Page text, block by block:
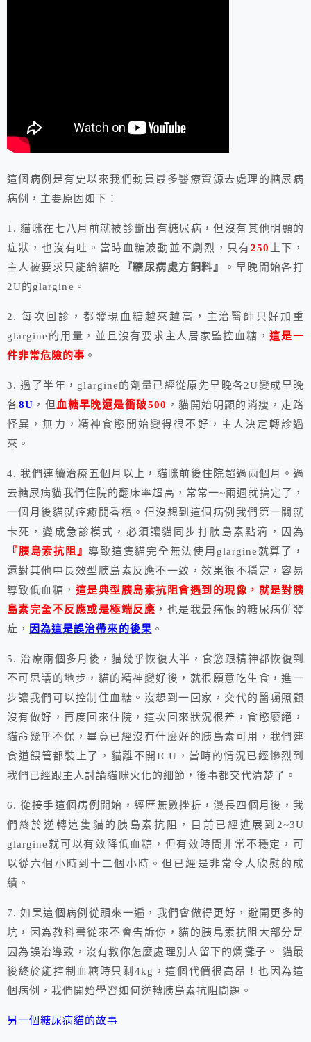
這個病例是有史以來我們動員最多醫療資源去處理的糖尿病
病例，主要原因如下：
1. 貓咪在七八月前就被診斷出有糖尿病，但沒有其他明顯的
症狀，也沒有吐。當時血糖波動並不劇烈，只有250
上下，
主人被要求只能給貓吃
『糖尿病處方飼料』
。早晚開始各打
2U的glargine。
2. 每次回診，都發現血糖越來越高，主治醫師只好加重
glargine的用量，並且沒有要求主人居家監控血糖，這是一
件非常危險的事 。
3. 過了半年，glargine的劑量已經從原先早晚各2U變成早晚
各8U ，但血糖早晚還是衝破500 ，貓開始明顯的消瘦，走路
怪異，無力，精神食慾開始變得很不好，主人決定轉診過
來。
4. 我們連續治療五個月以上，貓咪前後住院超過兩個月。過
去糖尿病貓我們住院的翻床率超高，常常一~兩週就搞定了，
一個月後貓就痊癒開香檳。但沒想到這個病例我們第一關就
卡死，變成急診模式，必須讓貓同步打胰島素點滴，因為
『胰島素抗阻』導致這隻貓完全無法使用glargine就算了，
還對其他中長效型胰島素反應不一致，效果很不穩定，容易
導致低血糖， 這是典型胰島素抗阻會遇到的現像，就是對胰
島素完全不反應或是極端反應 ，也是我最痛恨的糖尿病併發
症，
因為這是誤治帶來的後果 。
5. 治療兩個多月後，貓幾乎恢復大半，食慾跟精神都恢復到
不可思議的地步，貓的精神變好後，就很願意吃生食，進一
步讓我們可以控制住血糖。沒想到一回家，交代的醫囑照顧
沒有做好，再度回來住院，這次回來狀況很差，食慾廢絕，
貓命幾乎不保，畢竟已經沒有什麼好的胰島素可用，我們連
食道餵管都裝上了，貓離不開ICU，當時的情況已經慘烈到
我們已經跟主人討論貓咪火化的細節，後事都交代清楚了。
6. 從接手這個病例開始，經歷無數挫折，漫長四個月後，我
們終於逆轉這隻貓的胰島素抗阻，目前已經進展到2~3U
glargine就可以有效降低血糖，但有效時間非常不穩定，可
以從六個小時到十二個小時。但已經是非常令人欣慰的成
績。
7. 如果這個病例從頭來一遍，我們會做得更好，避開更多的
坑，因為教科書從來不會告訴你，貓的胰島素抗阻大部分是
因為誤治導致，沒有教你怎麼處理別人留下的爛攤子。 貓最
後終於能控制血糖時只剩4kg，這個代價很高昂！也因為這
個病例，我們開始學習如何逆轉胰島素抗阻問題。
另一個糖尿病貓的故事